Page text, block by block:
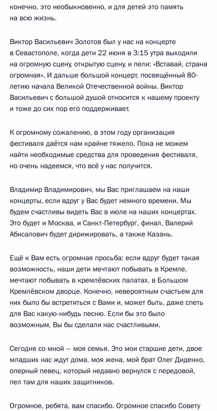
конечно, это необыкновенно, и для детей это память
на всю жизнь.
Виктор Васильевич Золотов был у нас на концерте
в Севастополе, когда дети 22 июня в 3:15 утра выходили
на огромную сцену, открытую сцену, и пели: «Вставай, страна
огромная». И дальше большой концерт, посвящённый 80-
летию начала Великой Отечественной войны. Виктор
Васильевич с большой душой относится к нашему проекту
и тоже до сих пор его поддерживает.
К огромному сожалению, в этом году организация
фестиваля даётся нам крайне тяжело. Пока не можем
найти необходимые средства для проведения фестиваля,
но очень надеемся, что всё у нас получится.
Владимир Владимирович, мы Вас приглашаем на наши
концерты, если вдруг у Вас будет немного времени. Мы
будем счастливы видеть Вас в июле на наших концертах.
Это будет и Москва, и Санкт-Петербург, финал, Валерий
Абисалович будет дирижировать, а также Казань.
Ещё к Вам есть огромная просьба: если вдруг будет такая
возможность, наши дети мечтают побывать в Кремле,
мечтают побывать в кремлёвских палатах, в Большом
Кремлёвском дворце. Конечно, невероятным счастьем для
них было бы встретиться с Вами и, может быть, даже спеть
для Вас какую-нибудь песню. Если бы это было
возможным, Вы бы сделали нас счастливыми.
Сегодня со мной – моя семья. Это мои старшие дети, двое
младших нас ждут дома, моя жена, мой брат Олег Диденко,
оперный певец, который недавно вернулся с передовой,
пел там для наших защитников.
Огромное, ребята, вам спасибо. Огромное спасибо Совету